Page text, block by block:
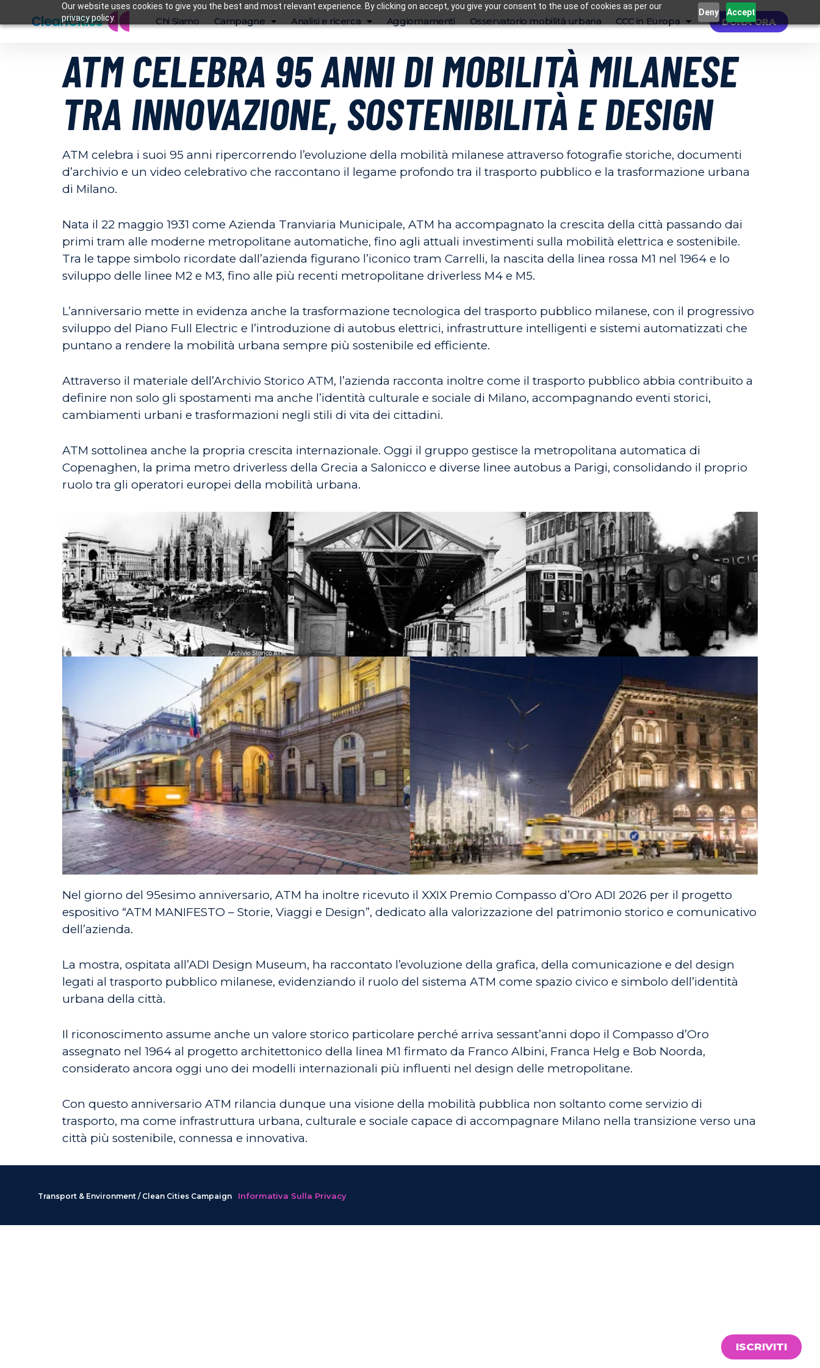
Our website uses cookies to give you the best and most relevant experience. By clicking on accept, you give your consent to the use of cookies as per our
privacy policy.
Deny Accept
Chi Siamo Campagne Analisi e ricerca Aggiornamenti Osservatorio mobilità urbana CCC in Europa DONA ORA
ATM CELEBRA 95 ANNI DI MOBILITÀ MILANESE
TRA INNOVAZIONE, SOSTENIBILITÀ E DESIGN
ATM celebra i suoi 95 anni ripercorrendo l’evoluzione della mobilità milanese attraverso fotografie storiche, documenti
d’archivio e un video celebrativo che raccontano il legame profondo tra il trasporto pubblico e la trasformazione urbana
di Milano.
Nata il 22 maggio 1931 come Azienda Tranviaria Municipale, ATM ha accompagnato la crescita della città passando dai
primi tram alle moderne metropolitane automatiche, fino agli attuali investimenti sulla mobilità elettrica e sostenibile.
Tra le tappe simbolo ricordate dall’azienda figurano l’iconico tram Carrelli, la nascita della linea rossa M1 nel 1964 e lo
sviluppo delle linee M2 e M3, fino alle più recenti metropolitane driverless M4 e M5.
L’anniversario mette in evidenza anche la trasformazione tecnologica del trasporto pubblico milanese, con il progressivo
sviluppo del Piano Full Electric e l’introduzione di autobus elettrici, infrastrutture intelligenti e sistemi automatizzati che
puntano a rendere la mobilità urbana sempre più sostenibile ed efficiente.
Attraverso il materiale dell’Archivio Storico ATM, l’azienda racconta inoltre come il trasporto pubblico abbia contribuito a
definire non solo gli spostamenti ma anche l’identità culturale e sociale di Milano, accompagnando eventi storici,
cambiamenti urbani e trasformazioni negli stili di vita dei cittadini.
ATM sottolinea anche la propria crescita internazionale. Oggi il gruppo gestisce la metropolitana automatica di
Copenaghen, la prima metro driverless della Grecia a Salonicco e diverse linee autobus a Parigi, consolidando il proprio
ruolo tra gli operatori europei della mobilità urbana.
Nel giorno del 95esimo anniversario, ATM ha inoltre ricevuto il XXIX Premio Compasso d’Oro ADI 2026 per il progetto
espositivo “ATM MANIFESTO – Storie, Viaggi e Design”, dedicato alla valorizzazione del patrimonio storico e comunicativo
dell’azienda.
La mostra, ospitata all’ADI Design Museum, ha raccontato l’evoluzione della grafica, della comunicazione e del design
legati al trasporto pubblico milanese, evidenziando il ruolo del sistema ATM come spazio civico e simbolo dell’identità
urbana della città.
Il riconoscimento assume anche un valore storico particolare perché arriva sessant’anni dopo il Compasso d’Oro
assegnato nel 1964 al progetto architettonico della linea M1 firmato da Franco Albini, Franca Helg e Bob Noorda,
considerato ancora oggi uno dei modelli internazionali più influenti nel design delle metropolitane.
Con questo anniversario ATM rilancia dunque una visione della mobilità pubblica non soltanto come servizio di
trasporto, ma come infrastruttura urbana, culturale e sociale capace di accompagnare Milano nella transizione verso una
città più sostenibile, connessa e innovativa.
Transport & Environment / Clean Cities Campaign Informativa Sulla Privacy
ISCRIVITI